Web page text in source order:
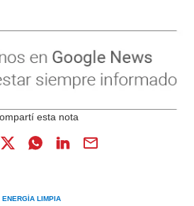
ENERGÍA LIMPIA